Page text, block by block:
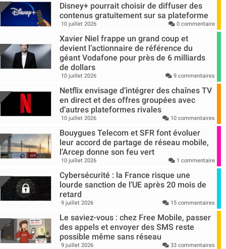
Disney+ pourrait choisir de diffuser des
contenus gratuitement sur sa plateforme
10 juillet 2026 0 commentaire
Xavier Niel frappe un grand coup et
devient l’actionnaire de référence du
géant Vodafone pour près de 6 milliards
de dollars
10 juillet 2026 9 commentaires
Netflix envisage d’intégrer des chaînes TV
en direct et des offres groupées avec
d’autres plateformes rivales
10 juillet 2026 10 commentaires
Bouygues Telecom et SFR font évoluer
leur accord de partage de réseau mobile,
l’Arcep donne son feu vert
10 juillet 2026 1 commentaire
Cybersécurité : la France risque une
lourde sanction de l’UE après 20 mois de
retard
9 juillet 2026 15 commentaires
Le saviez-vous : chez Free Mobile, passer
des appels et envoyer des SMS reste
possible même sans réseau
9 juillet 2026 33 commentaires